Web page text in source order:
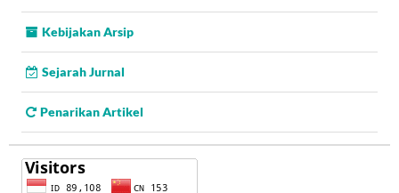
Kebijakan Arsip
Sejarah Jurnal
Penarikan Artikel